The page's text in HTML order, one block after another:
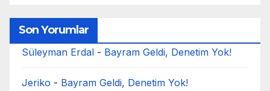
Son Yorumlar
Süleyman Erdal - Bayram Geldi, Denetim Yok!
Jeriko - Bayram Geldi, Denetim Yok!